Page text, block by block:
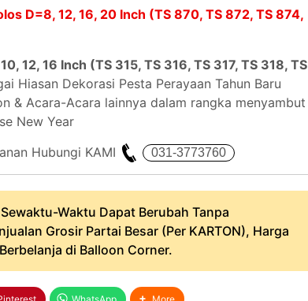
D=8, 12, 16, 20 Inch (TS 870, TS 872, TS 874,
12, 16 Inch (TS 315, TS 316, TS 317, TS 318, TS
Hiasan Dekorasi Pesta Perayaan Tahun Baru
& Acara-Acara lainnya dalam rangka menyambut
New Year
Hubungi KAMI
Waktu Dapat Berubah Tanpa
Grosir Partai Besar (Per KARTON), Harga
di Balloon Corner.